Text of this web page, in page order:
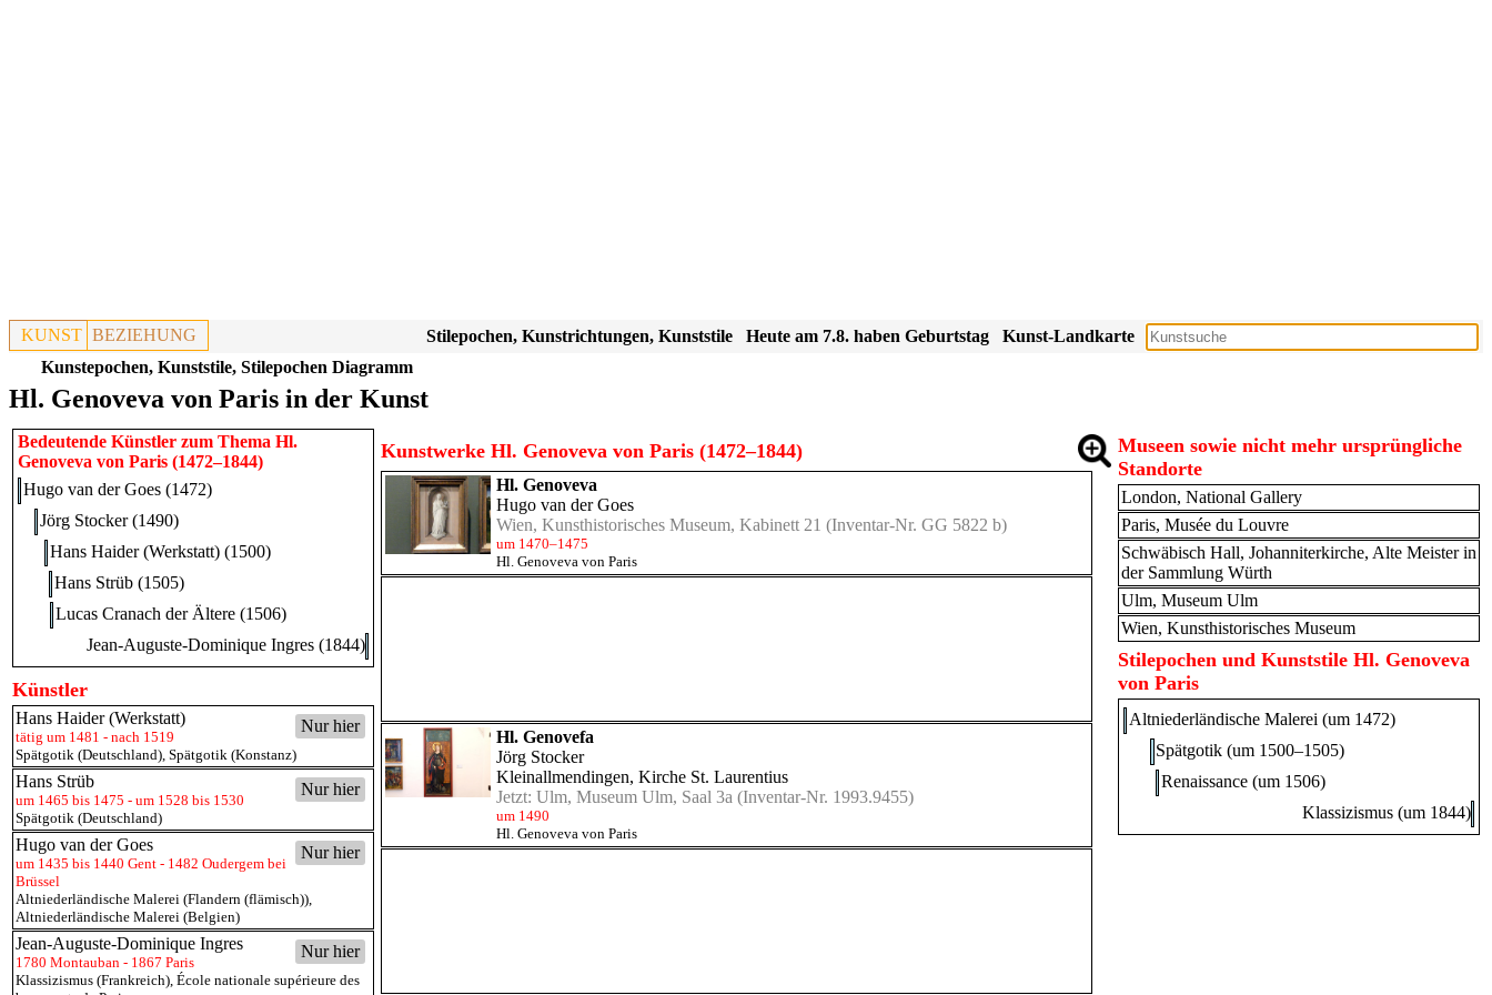
KUNST BEZIEHUNG Kunst-Landkarte
Heute am 7.8. haben Geburtstag
Stilepochen, Kunstrichtungen, Kunststile
Kunstepochen, Kunststile, Stilepochen Diagramm
Hl. Genoveva von Paris in der Kunst
Bedeutende Künstler zum Thema Hl.
Genoveva von Paris (1472–1844)
Hugo van der Goes (1472)
Jörg Stocker (1490)
Hans Haider (Werkstatt) (1500)
Hans Strüb (1505)
Lucas Cranach der Ältere (1506)
Jean-Auguste-Dominique Ingres (1844)
Künstler
Nur hier
Hans Haider (Werkstatt)
tätig um 1481 - nach 1519
Spätgotik (Deutschland), Spätgotik (Konstanz)
Nur hier
Hans Strüb
um 1465 bis 1475 - um 1528 bis 1530
Spätgotik (Deutschland)
Nur hier
Hugo van der Goes
um 1435 bis 1440 Gent - 1482 Oudergem bei
Brüssel
Altniederländische Malerei (Flandern (flämisch)),
Altniederländische Malerei (Belgien)
Nur hier
Jean-Auguste-Dominique Ingres
1780 Montauban - 1867 Paris
Klassizismus (Frankreich), École nationale supérieure des
Kunstwerke Hl. Genoveva von Paris (1472–1844)
Hl. Genoveva
Hugo van der Goes
Wien, Kunsthistorisches Museum, Kabinett 21 (Inventar-Nr. GG 5822 b)
um 1470–1475
Hl. Genoveva von Paris
Hl. Genovefa
Jörg Stocker
Kleinallmendingen, Kirche St. Laurentius
Jetzt: Ulm, Museum Ulm, Saal 3a (Inventar-Nr. 1993.9455)
um 1490
Hl. Genoveva von Paris
Museen sowie nicht mehr ursprüngliche
Standorte
London, National Gallery
Paris, Musée du Louvre
Schwäbisch Hall, Johanniterkirche, Alte Meister in
der Sammlung Würth
Ulm, Museum Ulm
Wien, Kunsthistorisches Museum
Stilepochen und Kunststile Hl. Genoveva
von Paris
Altniederländische Malerei (um 1472)
Spätgotik (um 1500–1505)
Renaissance (um 1506)
Klassizismus (um 1844)